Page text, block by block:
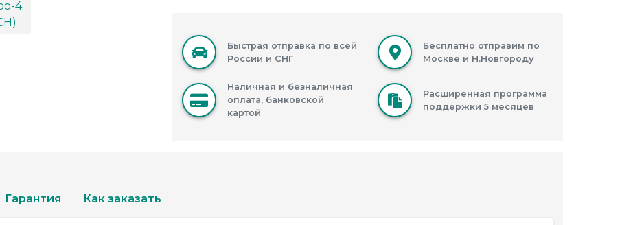
Быстрая отправка по всей
России и СНГ
Бесплатно отправим по
Москве и Н.Новгороду
Наличная и безналичная
оплата, банковской
картой
Расширенная программа
поддержки 5 месяцев
Гарантия Как заказать